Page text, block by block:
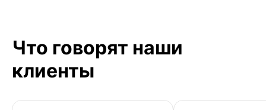
Что говорят наши
клиенты